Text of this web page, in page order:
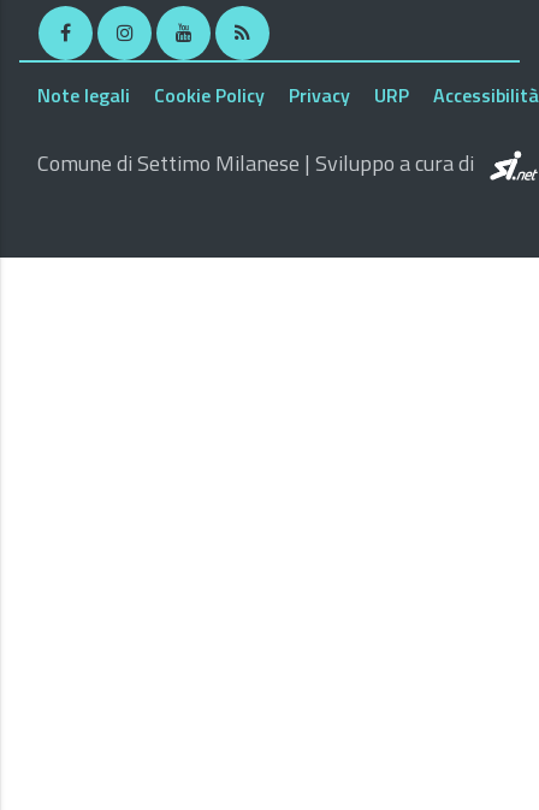
FacebookInstagramYoutube RSS
Note legali Cookie Policy Privacy URP Accessibilità
Comune di Settimo Milanese | Sviluppo a cura di